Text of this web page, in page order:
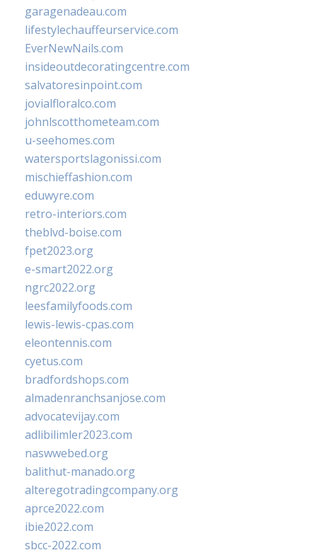
garagenadeau.com
lifestylechauffeurservice.com
EverNewNails.com
insideoutdecoratingcentre.com
salvatoresinpoint.com
jovialfloralco.com
johnlscotthometeam.com
u-seehomes.com
watersportslagonissi.com
mischieffashion.com
eduwyre.com
retro-interiors.com
theblvd-boise.com
fpet2023.org
e-smart2022.org
ngrc2022.org
leesfamilyfoods.com
lewis-lewis-cpas.com
eleontennis.com
cyetus.com
bradfordshops.com
almadenranchsanjose.com
advocatevijay.com
adlibilimler2023.com
naswwebed.org
balithut-manado.org
alteregotradingcompany.org
aprce2022.com
ibie2022.com
sbcc-2022.com